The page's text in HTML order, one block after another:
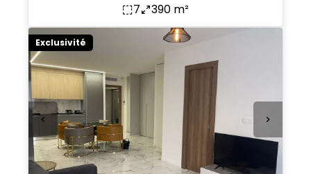
7
390 m²
Exclusivité